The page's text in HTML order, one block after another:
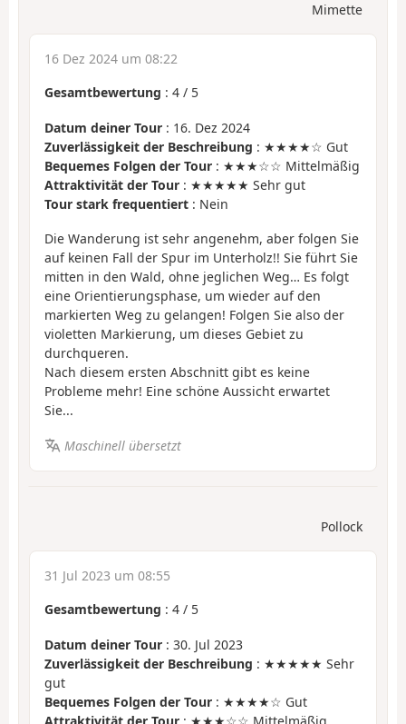
Mimette
16 Dez 2024 um 08:22
Gesamtbewertung : 4 / 5
Datum deiner Tour : 16. Dez 2024
Zuverlässigkeit der Beschreibung : ★★★★☆ Gut
Bequemes Folgen der Tour : ★★★☆☆ Mittelmäßig
Attraktivität der Tour : ★★★★★ Sehr gut
Tour stark frequentiert : Nein
Die Wanderung ist sehr angenehm, aber folgen Sie
auf keinen Fall der Spur im Unterholz!! Sie führt Sie
mitten in den Wald, ohne jeglichen Weg… Es folgt
eine Orientierungsphase, um wieder auf den
markierten Weg zu gelangen! Folgen Sie also der
violetten Markierung, um dieses Gebiet zu
durchqueren.
Nach diesem ersten Abschnitt gibt es keine
Probleme mehr! Eine schöne Aussicht erwartet
Sie...
Maschinell übersetzt
Pollock
31 Jul 2023 um 08:55
Gesamtbewertung : 4 / 5
Datum deiner Tour : 30. Jul 2023
Zuverlässigkeit der Beschreibung : ★★★★★ Sehr
gut
Bequemes Folgen der Tour : ★★★★☆ Gut
Attraktivität der Tour : ★★★☆☆ Mittelmäßig